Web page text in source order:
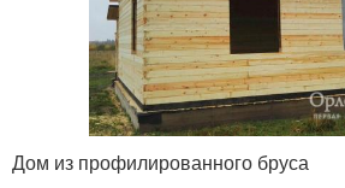
Дом из профилированного бруса